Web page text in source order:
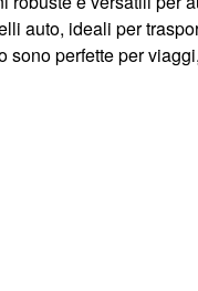
auto, ideali per
perfette per